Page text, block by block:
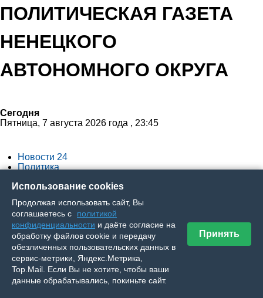
ПОЛИТИЧЕСКАЯ ГАЗЕТА
НЕНЕЦКОГО
АВТОНОМНОГО ОКРУГА
Сегодня
Пятница, 7 августа 2026 года , 23:45
Новости 24
Политика
Общество
Культура
Происшествия
Ялумд’’
Вы здесь
Использование cookies
Продолжая использовать сайт, Вы
соглашаетесь с
политикой
конфиденциальности и даёте согласие на
обработку файлов cookie и передачу
обезличенных пользовательских данных в
сервис-метрики, Яндекс.Метрика,
Top.Mail. Если Вы не хотите, чтобы ваши
данные обрабатывались, покиньте сайт.
Принять